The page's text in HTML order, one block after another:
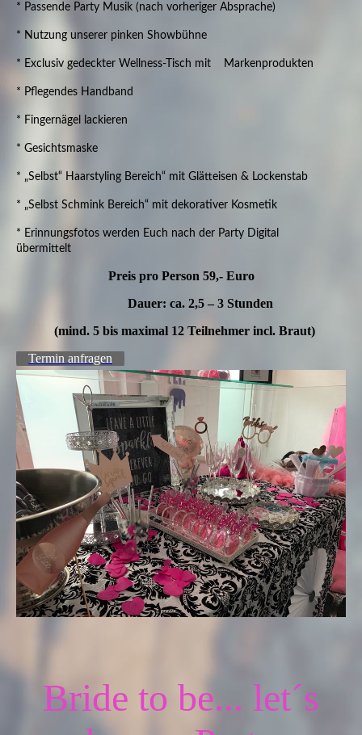
* Passende Party Musik (nach vorheriger Absprache)
* Nutzung unserer pinken Showbühne
* Exclusiv gedeckter Wellness-Tisch mit Markenprodukten
* Pflegendes Handband
* Fingernägel lackieren
* Gesichtsmaske
* „Selbst“ Haarstyling Bereich“ mit Glätteisen & Lockenstab
* „Selbst Schmink Bereich“ mit dekorativer Kosmetik
* Erinnungsfotos werden Euch nach der Party Digital
übermittelt
Preis pro Person 59,- Euro
Dauer: ca. 2,5 – 3 Stunden
(mind. 5 bis maximal 12 Teilnehmer incl. Braut)
Termin anfragen
Bride to be... let´s